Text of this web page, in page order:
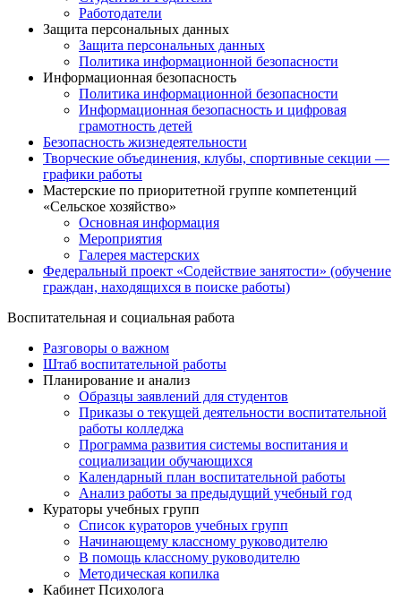
Работодатели
Защита персональных данных
Защита персональных данных
Политика информационной безопасности
Информационная безопасность
Политика информационной безопасности
Информационная безопасность и цифровая
грамотность детей
Безопасность жизнедеятельности
Творческие объединения, клубы, спортивные секции —
графики работы
Мастерские по приоритетной группе компетенций
«Сельское хозяйство»
Основная информация
Мероприятия
Галерея мастерских
Федеральный проект «Содействие занятости» (обучение
граждан, находящихся в поиске работы)
Воспитательная и социальная работа
Разговоры о важном
Штаб воспитательной работы
Планирование и анализ
Образцы заявлений для студентов
Приказы о текущей деятельности воспитательной
работы колледжа
Программа развития системы воспитания и
социализации обучающихся
Календарный план воспитательной работы
Анализ работы за предыдущий учебный год
Кураторы учебных групп
Список кураторов учебных групп
Начинающему классному руководителю
В помощь классному руководителю
Методическая копилка
Кабинет Психолога